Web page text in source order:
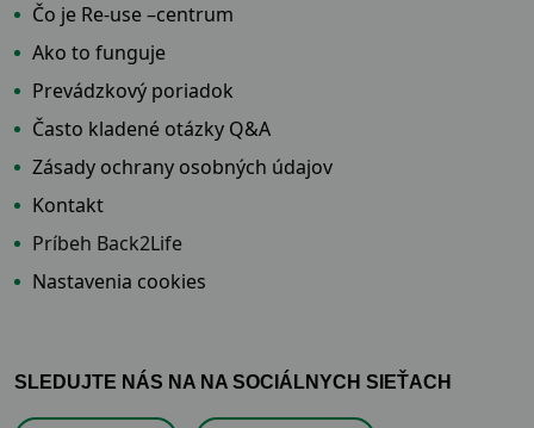
Čo je Re-use –centrum
Ako to funguje
Prevádzkový poriadok
Často kladené otázky Q&A
Zásady ochrany osobných údajov
Kontakt
Príbeh Back2Life
Nastavenia cookies
SLEDUJTE NÁS NA NA SOCIÁLNYCH SIEŤACH